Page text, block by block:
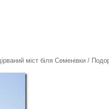
міст біля Семенівки /